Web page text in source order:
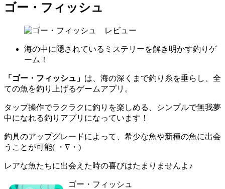
ゴー・フィッシュ
海の中に隠されているミステリーを解き明かす釣りゲ
ーム！
「ゴー・フィッシュ」 は、海の深くまで釣り糸を垂らし、全
ての魚を釣り上げるゲームアプリ。
タップ操作でラクラクに釣りを楽しめる、シンプルで無我夢
中になれる釣りアプリになっています！
釣具のアップグレードによって、希少な魚や新種の魚に出会
うことが可能( ・∇・)
レアな魚たちに出会えた時の喜びはたまりませんよ♪
ゴー・フィッシュ